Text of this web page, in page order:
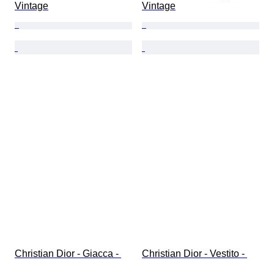
Vintage
Vintage
Christian Dior - Giacca -
Christian Dior - Vestito -